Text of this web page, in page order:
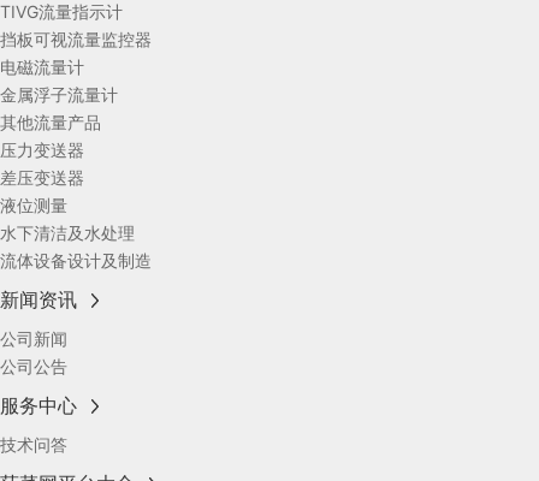
TIVG流量指示计
挡板可视流量监控器
电磁流量计
金属浮子流量计
其他流量产品
压力变送器
差压变送器
液位测量
水下清洁及水处理
流体设备设计及制造
新闻资讯
公司新闻
公司公告
服务中心
技术问答